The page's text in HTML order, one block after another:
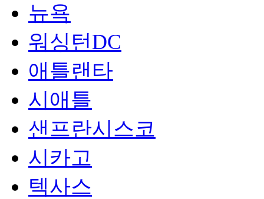
뉴욕
워싱턴DC
애틀랜타
시애틀
샌프란시스코
시카고
텍사스